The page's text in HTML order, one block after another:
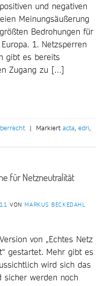
und negativen
Meinungsäußerung
Bedrohungen für
1. Netzsperren
gibt es bereits
Zugang zu […]
| Markiertacta, edri,
für Netzneutralität
VON MARKUS BECKEDAHL
von „Echtes Netz
gestartet. Mehr gibt es
wird sich das
sicher werden noch